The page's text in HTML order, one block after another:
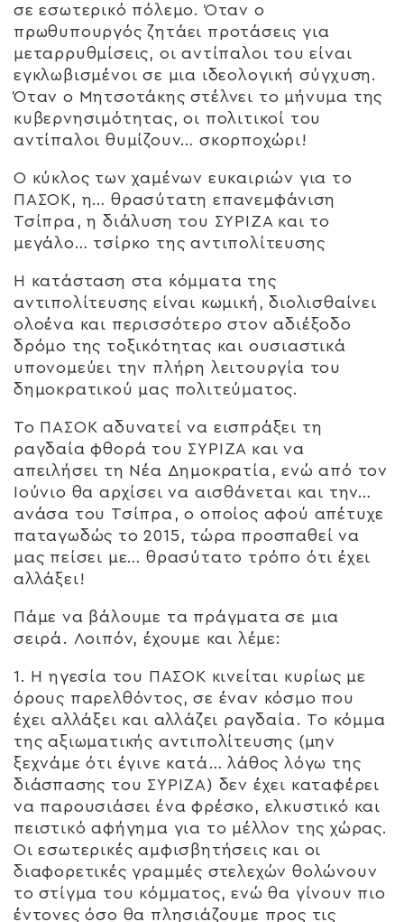
σε εσωτερικό πόλεμο. Όταν ο
πρωθυπουργός ζητάει προτάσεις για
μεταρρυθμίσεις, οι αντίπαλοι του είναι
εγκλωβισμένοι σε μια ιδεολογική σύγχυση.
Όταν ο Μητσοτάκης στέλνει το μήνυμα της
κυβερνησιμότητας, οι πολιτικοί του
αντίπαλοι θυμίζουν… σκορποχώρι!
Ο κύκλος των χαμένων ευκαιριών για το
ΠΑΣΟΚ, η… θρασύτατη επανεμφάνιση
Τσίπρα, η διάλυση του ΣΥΡΙΖΑ και το
μεγάλο… τσίρκο της αντιπολίτευσης
Η κατάσταση στα κόμματα της
αντιπολίτευσης είναι κωμική, διολισθαίνει
ολοένα και περισσότερο στον αδιέξοδο
δρόμο της τοξικότητας και ουσιαστικά
υπονομεύει την πλήρη λειτουργία του
δημοκρατικού μας πολιτεύματος.
Το ΠΑΣΟΚ αδυνατεί να εισπράξει τη
ραγδαία φθορά του ΣΥΡΙΖΑ και να
απειλήσει τη Νέα Δημοκρατία, ενώ από τον
Ιούνιο θα αρχίσει να αισθάνεται και την…
ανάσα του Τσίπρα, ο οποίος αφού απέτυχε
παταγωδώς το 2015, τώρα προσπαθεί να
μας πείσει με… θρασύτατο τρόπο ότι έχει
αλλάξει!
Πάμε να βάλουμε τα πράγματα σε μια
σειρά. Λοιπόν, έχουμε και λέμε:
1. Η ηγεσία του ΠΑΣΟΚ κινείται κυρίως με
όρους παρελθόντος, σε έναν κόσμο που
έχει αλλάξει και αλλάζει ραγδαία. Το κόμμα
της αξιωματικής αντιπολίτευσης (μην
ξεχνάμε ότι έγινε κατά… λάθος λόγω της
διάσπασης του ΣΥΡΙΖΑ) δεν έχει καταφέρει
να παρουσιάσει ένα φρέσκο, ελκυστικό και
πειστικό αφήγημα για το μέλλον της χώρας.
Οι εσωτερικές αμφισβητήσεις και οι
διαφορετικές γραμμές στελεχών θολώνουν
το στίγμα του κόμματος, ενώ θα γίνουν πιο
έντονες όσο θα πλησιάζουμε προς τις